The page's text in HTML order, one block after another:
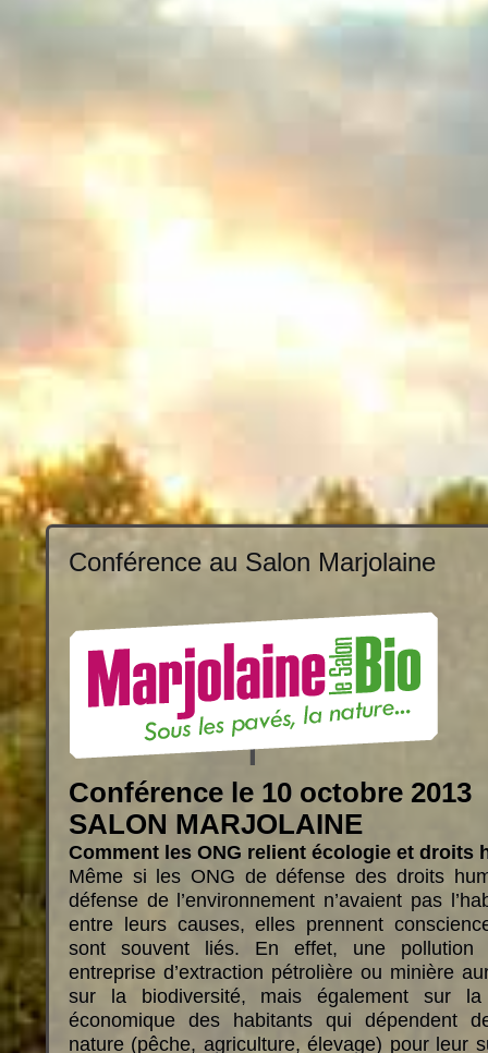
Conférence au Salon Marjolaine
Conférence le 10 octobre 2013
SALON MARJOLAINE
Comment les ONG relient écologie et droits
Même si les ONG de défense des droits
défense de l’environnement n’avaient pas
entre leurs causes, elles prennent
sont souvent liés. En effet, une pollution
entreprise d’extraction pétrolière ou minière
sur la biodiversité, mais également sur
économique des habitants qui dépendent
nature (pêche, agriculture, élevage) pour leur